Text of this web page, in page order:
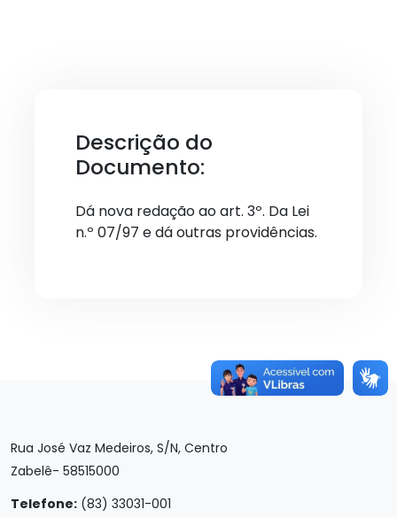
Descrição do
Documento:
Dá nova redação ao art. 3º. Da Lei
n.º 07/97 e dá outras providências.
Rua José Vaz Medeiros, S/N, Centro
Zabelê- 58515000
Telefone: (83) 33031-001